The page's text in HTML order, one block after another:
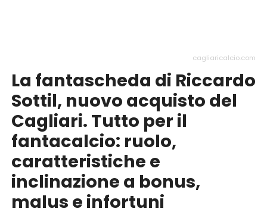
cagliaricalcio.com
La fantascheda di Riccardo
Sottil, nuovo acquisto del
Cagliari. Tutto per il
fantacalcio: ruolo,
caratteristiche e
inclinazione a bonus,
malus e infortuni